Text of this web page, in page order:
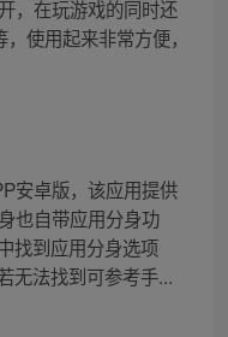
，在玩游戏的同时还
使用起来非常方便，
安卓版，该应用提供
也自带应用分身功
找到应用分身选项
无法找到可参考手...